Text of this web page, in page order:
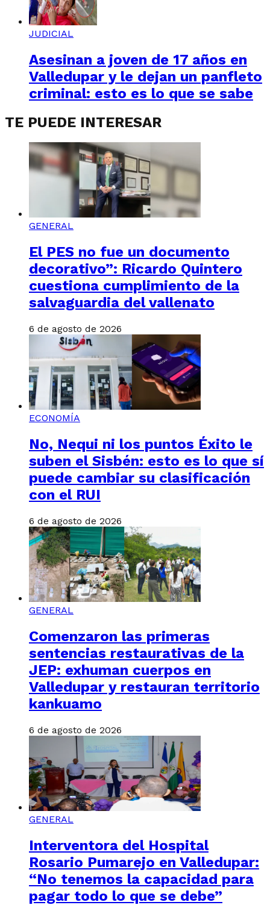
JUDICIAL
Asesinan a joven de 17 años en
Valledupar y le dejan un panfleto
criminal: esto es lo que se sabe
TE PUEDE INTERESAR
GENERAL
El PES no fue un documento
decorativo”: Ricardo Quintero
cuestiona cumplimiento de la
salvaguardia del vallenato
6 de agosto de 2026
ECONOMÍA
No, Nequi ni los puntos Éxito le
suben el Sisbén: esto es lo que sí
puede cambiar su clasificación
con el RUI
6 de agosto de 2026
GENERAL
Comenzaron las primeras
sentencias restaurativas de la
JEP: exhuman cuerpos en
Valledupar y restauran territorio
kankuamo
6 de agosto de 2026
GENERAL
Interventora del Hospital
Rosario Pumarejo en Valledupar:
“No tenemos la capacidad para
pagar todo lo que se debe”